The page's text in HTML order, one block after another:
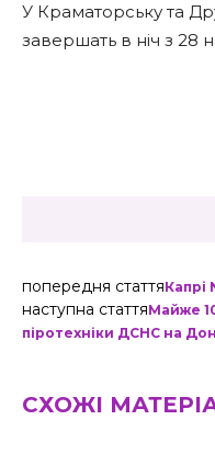
У Краматорську та
завершать в ніч з 28
попередня статтяКапрі
наступна статтяМайже
піротехніки ДСНС на
СХОЖІ